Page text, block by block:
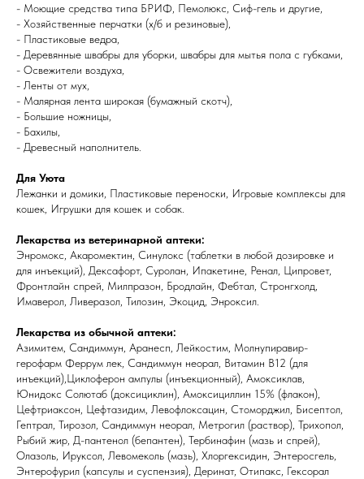
- Моющие средства типа БРИФ, Пемолюкс, Сиф-гель и другие,
- Хозяйственные перчатки (х/б и резиновые),
- Пластиковые ведра,
- Деревянные швабры для уборки, швабры для мытья пола с губками,
- Освежители воздуха,
- Ленты от мух,
- Малярная лента широкая (бумажный скотч),
- Большие ножницы,
- Бахилы,
- Древесный наполнитель.
Для Уюта
Лежанки и домики, Пластиковые переноски, Игровые комплексы для
кошек, Игрушки для кошек и собак.
Лекарства из ветеринарной аптеки:
Энромокс, Акаромектин, Синулокс (таблетки в любой дозировке и
для инъекций), Дексафорт, Суролан, Ипакетине, Ренал, Ципровет,
Фронтлайн спрей, Милпразон, Бродлайн, Фебтал, Стронгхолд,
Имаверол, Ливеразол, Тилозин, Экоцид, Энроксил.
Лекарства из обычной аптеки:
Азимитем, Сандиммун, Аранесп, Лейкостим, Молнупиравир-
герофарм Феррум лек, Сандиммун неорал, Витамин В12 (для
инъекций),Циклоферон ампулы (инъекционный), Амоксиклав,
Юнидокс Солютаб (доксициклин), Амоксициллин 15% (флакон),
Цефтриаксон, Цефтазидим, Левофлоксацин, Стоморджил, Бисептол,
Гептрал, Тирозол, Сандиммун неорал, Метрогил (раствор), Трихопол,
Рыбий жир, Д-пантенол (бепантен), Тербинафин (мазь и спрей),
Олазоль, Ируксол, Левомеколь (мазь), Хлоргексидин, Энтеросгель,
Энтерофурил (капсулы и суспензия), Деринат, Отипакс, Гексорал